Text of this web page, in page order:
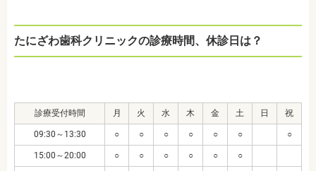
たにざわ歯科クリニックの診療時間、休診日は？
診療受付時間 月 火 水 木 金 土 日 祝
09:30～13:30 ○ ○ ○ ○ ○ ○ ○
15:00～20:00 ○ ○ ○ ○ ○ ○